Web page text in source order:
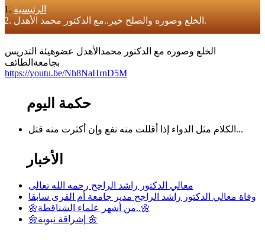
الرئيسية
الخلع وصوره والصلح خير..مع الدكتور محمد الأهدل.
الخلع وصوره مع الدكتور محمدالأهدل عضوهيئة التدريس
بجامعةالطائف
https://youtu.be/Nh8NaHrnD5M
حكمة اليوم
الكلام مثل الدواء إذا أقللت منه نفع وإن أكثرت منه قتل...
الأخبار
معالي الدكتور راشد الراجح رحمه الله تعالى
وفاة معالي الدكتور راشد الراجح مدير جامعة أم القرى سابقا
🌼من أشهر علماء الشناقطة..🌼
🌼إشراقة نبوية 🌼